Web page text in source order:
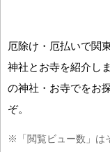
厄除け・厄払いで関
神社とお寺を紹介し
の神社・お寺でをお
ぞ。
※「閲覧ビュー数」は